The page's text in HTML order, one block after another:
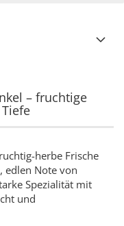
– fruchtige
herbe Frische
edlen Note von
Spezialität mit
und